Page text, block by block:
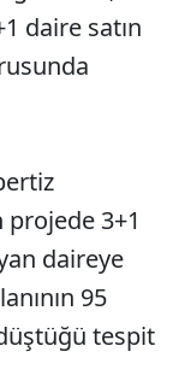
daire satın
projede 3+1
daireye
95
tespit